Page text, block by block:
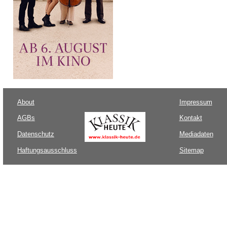
About
AGBs
Datenschutz
Haftungsausschluss
Impressum
Kontakt
Mediadaten
Sitemap